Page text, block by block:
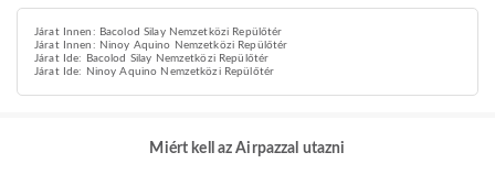
Járat Innen: Bacolod Silay Nemzetközi Repülőtér
Járat Innen: Ninoy Aquino Nemzetközi Repülőtér
Járat Ide: Bacolod Silay Nemzetközi Repülőtér
Járat Ide: Ninoy Aquino Nemzetközi Repülőtér
Miért kell az Airpazzal utazni